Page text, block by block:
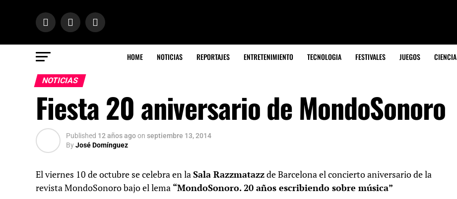
HOME NOTICIAS REPORTAJES ENTRETENIMIENTO TECNOLOGIA FESTIVALES JUEGOS CIENCIA
NOTICIAS
Fiesta 20 aniversario de MondoSonoro
Published 12 años agoon septiembre 13, 2014
ByJosé Domínguez
El viernes 10 de octubre se celebra en laSala Razzmatazzde Barcelona el concierto aniversario de la
revista MondoSonoro bajo el lema “MondoSonoro. 20 años escribiendo sobre música”